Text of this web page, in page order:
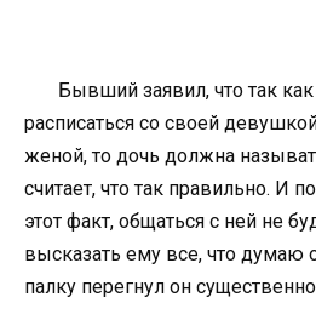
Бывший заявил, что так как
расписаться со своей
женой, то дочь должна
считает, что так правильно. И
этот факт, общаться с ней не
высказать ему все, что думаю
палку перегнул он